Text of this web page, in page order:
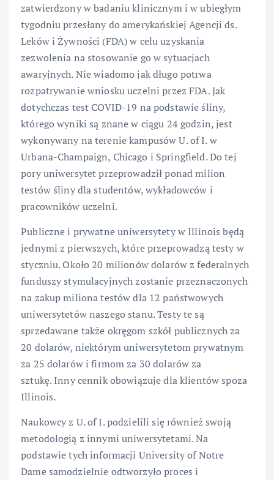
zatwierdzony w badaniu klinicznym i w ubiegłym
tygodniu przesłany do amerykańskiej Agencji ds.
Leków i Żywności (FDA) w celu uzyskania
zezwolenia na stosowanie go w sytuacjach
awaryjnych. Nie wiadomo jak długo potrwa
rozpatrywanie wniosku uczelni przez FDA. Jak
dotychczas test COVID-19 na podstawie śliny,
którego wyniki są znane w ciągu 24 godzin, jest
wykonywany na terenie kampusów U. of I. w
Urbana-Champaign, Chicago i Springfield. Do tej
pory uniwersytet przeprowadził ponad milion
testów śliny dla studentów, wykładowców i
pracowników uczelni.
Publiczne i prywatne uniwersytety w Illinois będą
jednymi z pierwszych, które przeprowadzą testy w
styczniu. Około 20 milionów dolarów z federalnych
funduszy stymulacyjnych zostanie przeznaczonych
na zakup miliona testów dla 12 państwowych
uniwersytetów naszego stanu. Testy te są
sprzedawane także okręgom szkół publicznych za
20 dolarów, niektórym uniwersytetom prywatnym
za 25 dolarów i firmom za 30 dolarów za
sztukę. Inny cennik obowiązuje dla klientów spoza
Illinois.
Naukowcy z U. of I. podzielili się również swoją
metodologią z innymi uniwersytetami. Na
podstawie tych informacji University of Notre
Dame samodzielnie odtworzyło proces i